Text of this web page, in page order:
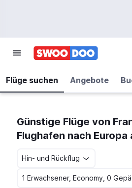
Flüge suchen Angebote
Günstige Flüge von
Flughafen nach Europa
Hin- und Rückflug
1 Erwachsener, Economy, 0